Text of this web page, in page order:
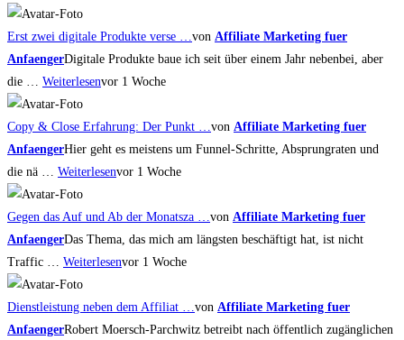
Erst zwei digitale Produkte verse … von Affiliate Marketing fuer
AnfaengerDigitale Produkte baue ich seit über einem Jahr nebenbei, aber
die … Weiterlesenvor 1 Woche
Copy & Close Erfahrung: Der Punkt … von Affiliate Marketing fuer
AnfaengerHier geht es meistens um Funnel-Schritte, Absprungraten und
die nä … Weiterlesenvor 1 Woche
Gegen das Auf und Ab der Monatsza … von Affiliate Marketing fuer
AnfaengerDas Thema, das mich am längsten beschäftigt hat, ist nicht
Traffic … Weiterlesenvor 1 Woche
Dienstleistung neben dem Affiliat … von Affiliate Marketing fuer
AnfaengerRobert Moersch-Parchwitz betreibt nach öffentlich zugänglichen